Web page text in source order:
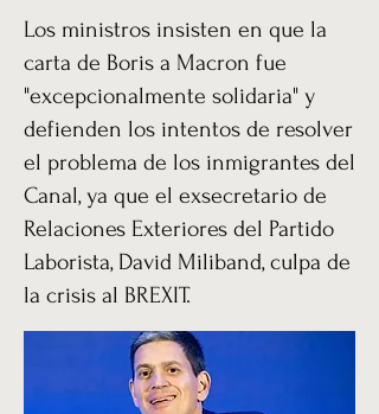
Los ministros insisten en que la
carta de Boris a Macron fue
"excepcionalmente solidaria" y
defienden los intentos de resolver
el problema de los inmigrantes del
Canal, ya que el exsecretario de
Relaciones Exteriores del Partido
Laborista, David Miliband, culpa de
la crisis al BREXIT.